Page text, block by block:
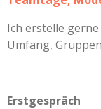
Ich erstelle
Umfang,
Erstgespräch